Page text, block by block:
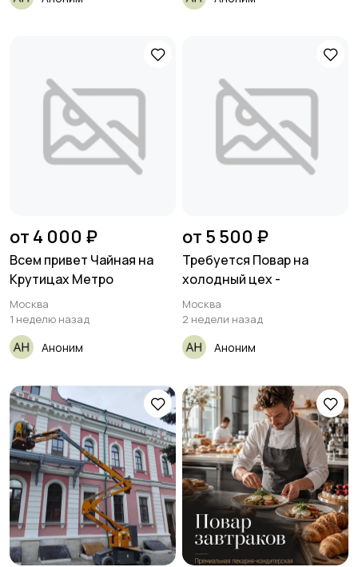
от 4 000 ₽
Всем привет Чайная на
Крутицах Метро
Москва
1 неделю назад
Аноним
от 5 500 ₽
Требуется Повар на
холодный цех -
Москва
2 недели назад
Аноним